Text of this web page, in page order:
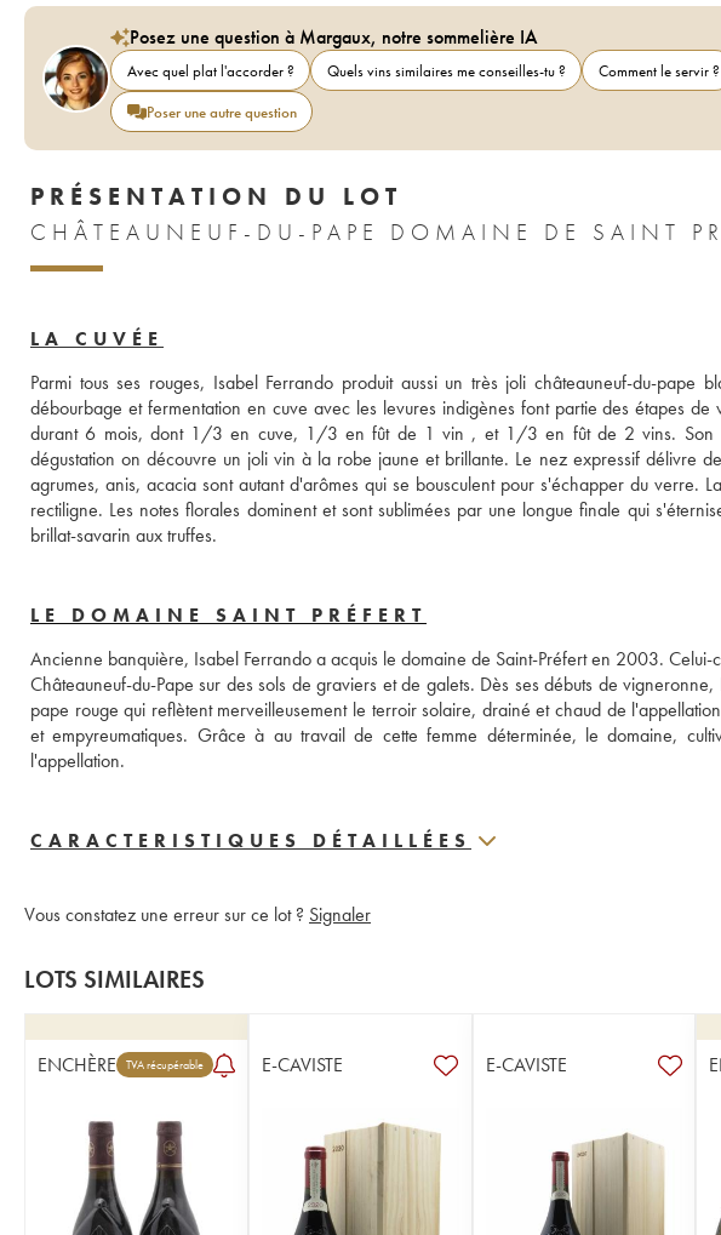
Posez une question à Margaux, notre sommelière IA
Avec quel plat l'accorder ? Quels vins similaires me conseilles-tu ? Comment le servir ?
Poser une autre question
PRÉSENTATION DU LOT
CHÂTEAUNEUF-DU-PAPE DOMAINE DE SAINT
LA CUVÉE
Parmi tous ses rouges, Isabel Ferrando produit aussi un très joli châteauneuf-du-pape
débourbage et fermentation en cuve avec les levures indigènes font partie des étapes
durant 6 mois, dont 1/3 en cuve, 1/3 en fût de 1 vin , et 1/3 en fût de 2 vins. Son
dégustation on découvre un joli vin à la robe jaune et brillante. Le nez expressif délivre
agrumes, anis, acacia sont autant d'arômes qui se bousculent pour s'échapper du verre.
rectiligne. Les notes florales dominent et sont sublimées par une longue finale qui
brillat-savarin aux truffes.
LE DOMAINE SAINT PRÉFERT
Ancienne banquière, Isabel Ferrando a acquis le domaine de Saint-Préfert en 2003.
Châteauneuf-du-Pape sur des sols de graviers et de galets. Dès ses débuts de
pape rouge qui reflètent merveilleusement le terroir solaire, drainé et chaud de
et empyreumatiques. Grâce à au travail de cette femme déterminée, le domaine,
l'appellation.
CARACTERISTIQUES DÉTAILLÉES
Vous constatez une erreur sur ce lot ? Signaler
LOTS SIMILAIRES
ENCHÈRE TVA récupérable E-CAVISTE E-CAVISTE